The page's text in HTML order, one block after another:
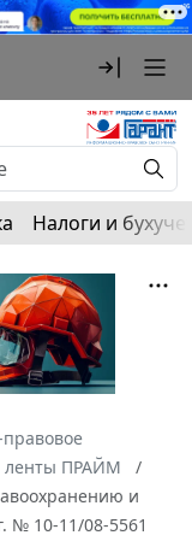
Налоги и
ленты ПРАЙМ
и
№ 10-11/08-5561